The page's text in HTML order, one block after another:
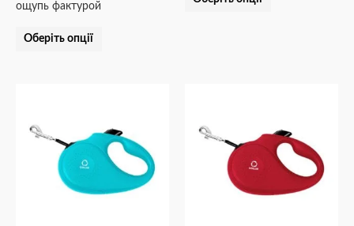
ощупь фактурой
Оберіть опції